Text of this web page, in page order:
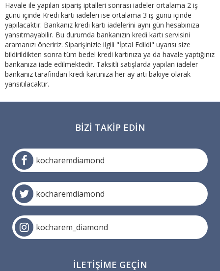
Havale ile yapılan sipariş iptalleri sonrası iadeler ortalama 2 iş
günü içinde Kredi kartı iadeleri ise ortalama 3 iş günü içinde
yapılacaktır. Bankanız kredi kartı iadelerini aynı gün hesabınıza
yansıtmayabilir. Bu durumda bankanızın kredi kartı servisini
aramanızı öneririz. Siparişinizle ilgili "İptal Edildi" uyarısı size
bildirildikten sonra tüm bedel kredi kartınıza ya da havale yaptığınız
bankanıza iade edilmektedir. Taksitli satışlarda yapılan iadeler
bankanız tarafından kredi kartınıza her ay artı bakiye olarak
yansıtılacaktır.
BIZI TAKIP EDIN
kocharemdiamond
kocharemdiamond
kocharem_diamond
İLETIŞIME GEÇIN